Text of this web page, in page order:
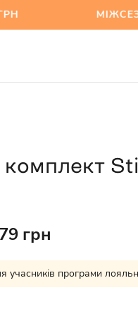
комплект
грн
учасників програми